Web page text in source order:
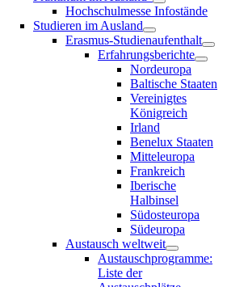
Hochschulmesse Infostände
Studieren im Ausland
Erasmus-Studienaufenthalt
Erfahrungsberichte
Nordeuropa
Baltische Staaten
Vereinigtes
Königreich
Irland
Benelux Staaten
Mitteleuropa
Frankreich
Iberische
Halbinsel
Südosteuropa
Südeuropa
Austausch weltweit
Austauschprogramme:
Liste der